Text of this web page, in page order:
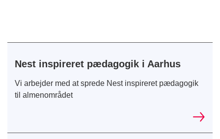
Nest inspireret pædagogik i Aarhus
Vi arbejder med at sprede Nest inspireret pædagogik
til almenområdet